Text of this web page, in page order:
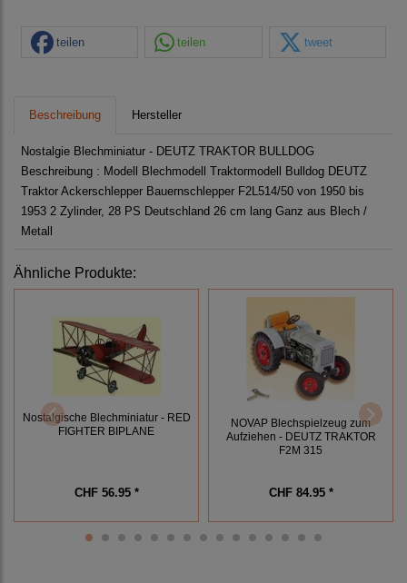
teilen teilen tweet
Beschreibung Hersteller
Nostalgie Blechminiatur - DEUTZ TRAKTOR BULLDOG
Beschreibung : Modell Blechmodell Traktormodell Bulldog DEUTZ
Traktor Ackerschlepper Bauernschlepper F2L514/50 von 1950 bis
1953 2 Zylinder, 28 PS Deutschland 26 cm lang Ganz aus Blech /
Metall
Ähnliche Produkte:
Nostalgische Blechminiatur - RED
FIGHTER BIPLANE
CHF 56.95 *
NOVAP Blechspielzeug zum
Aufziehen - DEUTZ TRAKTOR
F2M 315
CHF 84.95 *